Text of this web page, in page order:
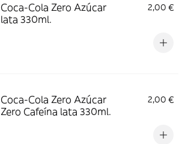
Coca-Cola Zero Azúcar
lata 330ml.
2,00 €
Coca-Cola Zero Azúcar
Zero Cafeína lata 330ml.
2,00 €